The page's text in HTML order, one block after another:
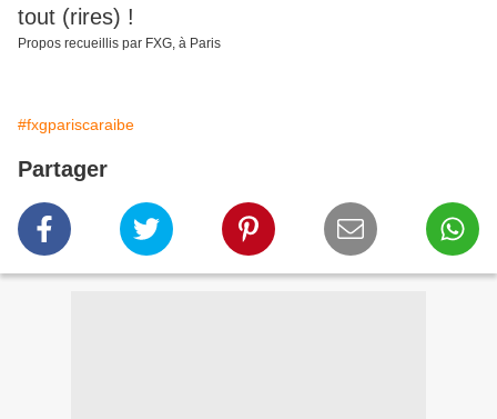
tout (rires) !
Propos recueillis par FXG, à Paris
#fxgpariscaraibe
Partager